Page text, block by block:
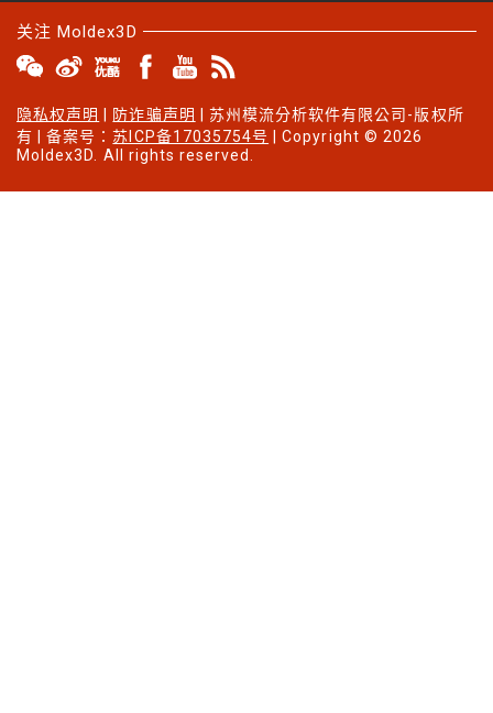
关注 Moldex3D
隐私权声明 防诈骗声明
| 苏州模流分析软件有限公司-版权所
有 | 备案号：苏ICP备17035754号
| Copyright © 2026
Moldex3D. All rights reserved.